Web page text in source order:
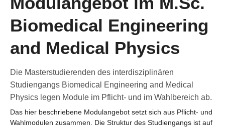
Biomedical Engineering
and Medical Physics
Die Masterstudierenden des interdisziplinären
Studiengangs Biomedical Engineering and Medical
Physics legen Module im Pflicht- und im Wahlbereich ab.
Das hier beschriebene Modulangebot setzt sich aus Pflicht- und
Wahlmodulen zusammen. Die Struktur des Studiengangs ist auf